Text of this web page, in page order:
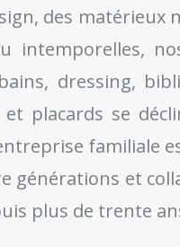
des matérieux
intemporelles,
dressing,
placards se
familiale
générations et
plus de trente